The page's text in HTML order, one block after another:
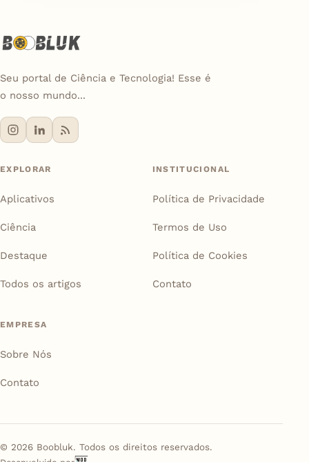
Seu portal de Ciência e Tecnologia! Esse é
o nosso mundo...
EXPLORAR
Aplicativos
Ciência
Destaque
Todos os artigos
INSTITUCIONAL
Política de Privacidade
Termos de Uso
Política de Cookies
Contato
EMPRESA
Sobre Nós
Contato
© 2026 Boobluk. Todos os direitos reservados.